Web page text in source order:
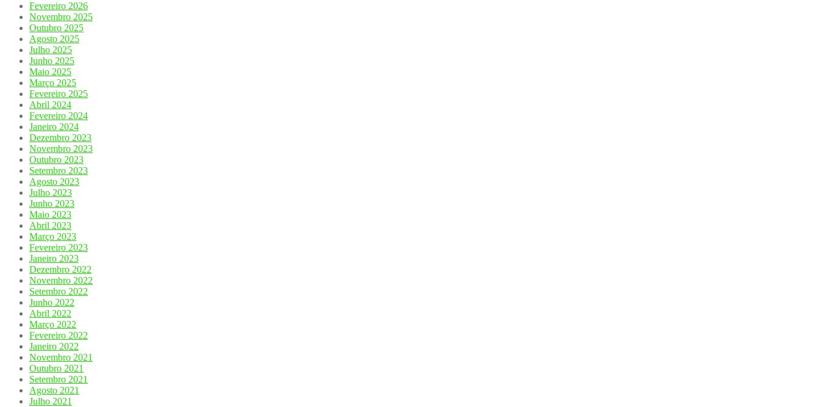
Fevereiro 2026
Novembro 2025
Outubro 2025
Agosto 2025
Julho 2025
Junho 2025
Maio 2025
Março 2025
Fevereiro 2025
Abril 2024
Fevereiro 2024
Janeiro 2024
Dezembro 2023
Novembro 2023
Outubro 2023
Setembro 2023
Agosto 2023
Julho 2023
Junho 2023
Maio 2023
Abril 2023
Março 2023
Fevereiro 2023
Janeiro 2023
Dezembro 2022
Novembro 2022
Setembro 2022
Junho 2022
Abril 2022
Março 2022
Fevereiro 2022
Janeiro 2022
Novembro 2021
Outubro 2021
Setembro 2021
Agosto 2021
Julho 2021